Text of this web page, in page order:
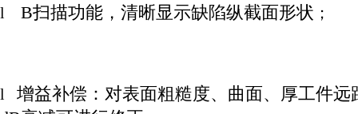
l B扫描功能，清晰显示缺陷纵截面形状 ；
l 增益补偿：对表面粗糙度、曲面、厚工件